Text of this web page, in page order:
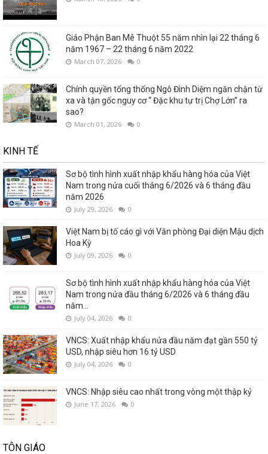
Giáo Phận Ban Mê Thuột 55 năm nhìn lại 22 tháng 6
năm 1967 – 22 tháng 6 năm 2022
March 07, 2026 0
Chính quyền tổng thống Ngô Đình Diệm ngăn chận từ
xa và tận gốc nguy cơ “ Đặc khu tự trị Chợ Lớn” ra
sao?
March 01, 2026 0
KINH TẾ
Sơ bộ tình hình xuất nhập khẩu hàng hóa của Việt
Nam trong nửa cuối tháng 6/2026 và 6 tháng đầu
năm 2026
July 29, 2026 0
Việt Nam bị tố cáo gì với Văn phòng Đại diện Mậu dịch
Hoa Kỳ
July 09, 2026 0
Sơ bộ tình hình xuất nhập khẩu hàng hóa của Việt
Nam trong nửa đầu tháng 6/2026 và 6 tháng đầu
năm...
July 04, 2026 0
VNCS: Xuất nhập khẩu nửa đầu năm đạt gần 550 tỷ
USD, nhập siêu hơn 16 tỷ USD
July 04, 2026 0
VNCS: Nhập siêu cao nhất trong vòng một thập kỷ
June 17, 2026 0
TÔN GIÁO